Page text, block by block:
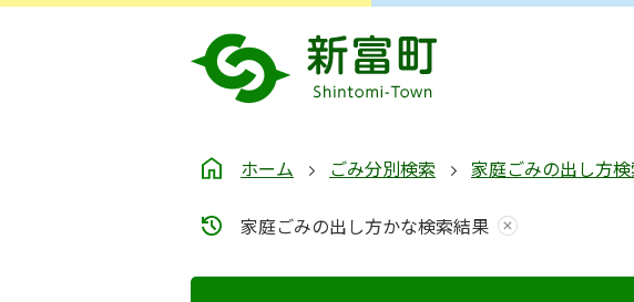
ホーム ごみ分別検索 家庭ごみの出し方
家庭ごみの出し方かな検索結果